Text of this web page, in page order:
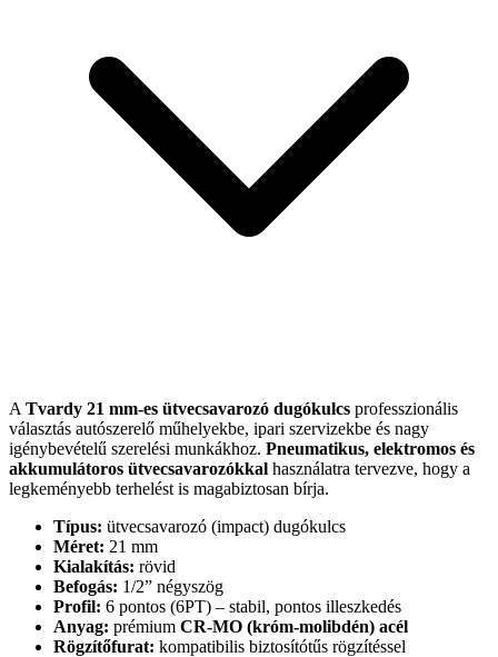
A Tvardy 21 mm-es ütvecsavarozó dugókulcs professzionális
választás autószerelő műhelyekbe, ipari szervizekbe és nagy
igénybevételű szerelési munkákhoz. Pneumatikus, elektromos és
akkumulátoros ütvecsavarozókkal használatra tervezve, hogy a
legkeményebb terhelést is magabiztosan bírja.
Típus: ütvecsavarozó (impact) dugókulcs
Méret: 21 mm
Kialakítás: rövid
Befogás: 1/2” négyszög
Profil: 6 pontos (6PT) – stabil, pontos illeszkedés
Anyag: prémium CR-MO (króm-molibdén) acél
Rögzítőfurat: kompatibilis biztosítótűs rögzítéssel